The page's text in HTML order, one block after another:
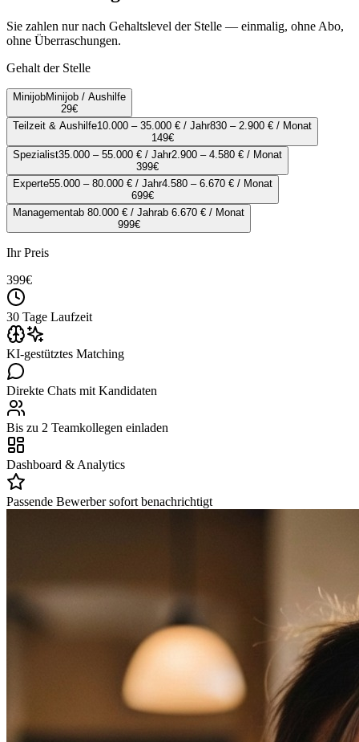
Sie zahlen nur nach Gehaltslevel der Stelle — einmalig, ohne Abo,
ohne Überraschungen.
Gehalt der Stelle
MinijobMinijob / Aushilfe
29€
Teilzeit & Aushilfe10.000 – 35.000 € / Jahr830 – 2.900 € / Monat
149€
Spezialist35.000 – 55.000 € / Jahr2.900 – 4.580 € / Monat
399€
Experte55.000 – 80.000 € / Jahr4.580 – 6.670 € / Monat
699€
Managementab 80.000 € / Jahrab 6.670 € / Monat
999€
Ihr Preis
399€
30 Tage Laufzeit
KI-gestütztes Matching
Direkte Chats mit Kandidaten
Bis zu 2 Teamkollegen einladen
Dashboard & Analytics
Passende Bewerber sofort benachrichtigt